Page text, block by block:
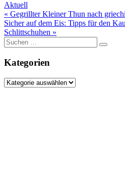
Aktuell
Beitragsnavigation
« Gegrillter Kleiner Thun nach
Sicher auf dem Eis: Tipps für den
Schlittschuhen »
Suche
nach:
Kategorien
Kategorien